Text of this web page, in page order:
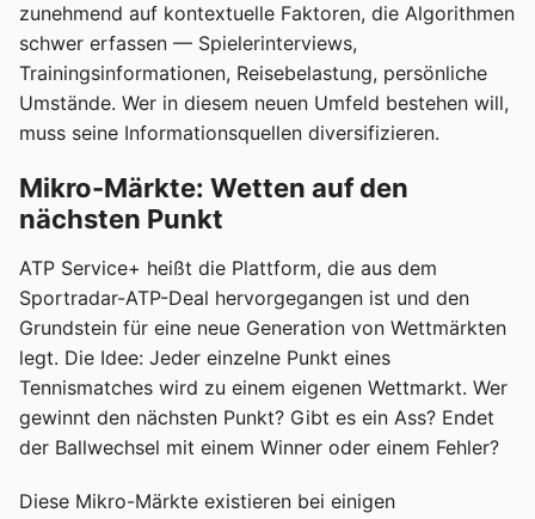
zunehmend auf kontextuelle Faktoren, die Algorithmen
schwer erfassen — Spielerinterviews,
Trainingsinformationen, Reisebelastung, persönliche
Umstände. Wer in diesem neuen Umfeld bestehen will,
muss seine Informationsquellen diversifizieren.
Mikro-Märkte: Wetten auf den
nächsten Punkt
ATP Service+ heißt die Plattform, die aus dem
Sportradar-ATP-Deal hervorgegangen ist und den
Grundstein für eine neue Generation von Wettmärkten
legt. Die Idee: Jeder einzelne Punkt eines
Tennismatches wird zu einem eigenen Wettmarkt. Wer
gewinnt den nächsten Punkt? Gibt es ein Ass? Endet
der Ballwechsel mit einem Winner oder einem Fehler?
Diese Mikro-Märkte existieren bei einigen